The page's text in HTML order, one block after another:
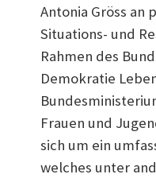
Antonia Gröss an
Situations- und
Rahmen des
Demokratie
Frauen und
sich um ein
welches unter